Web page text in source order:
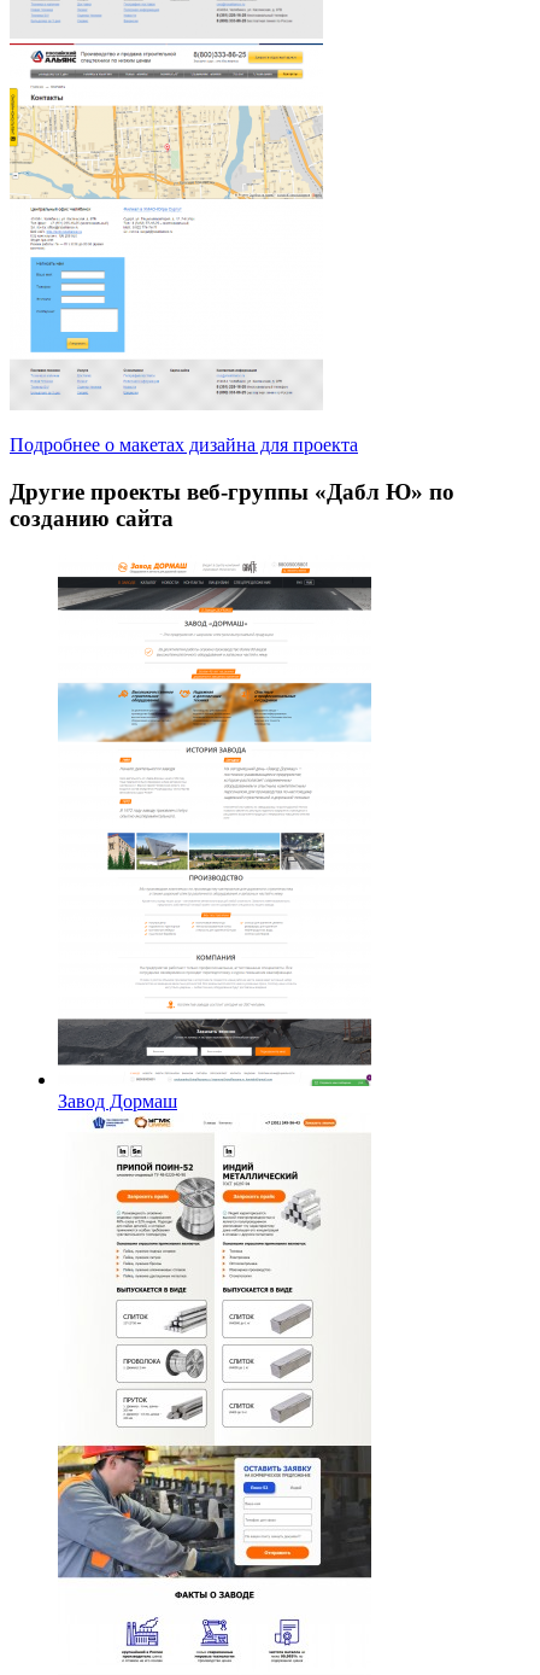
Подробнее о макетах дизайна для проекта
Другие проекты веб-группы «Дабл Ю» по
созданию сайта
Завод Дормаш